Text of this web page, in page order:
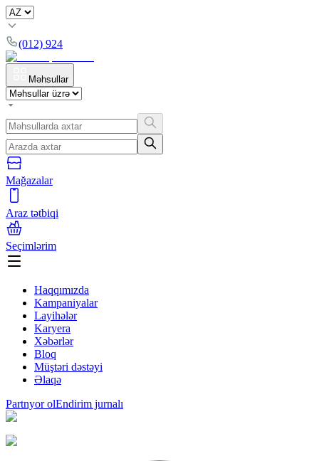
(012) 924
Məhsullar
Mağazalar
Araz tətbiqi
Seçimlərim
Haqqımızda
Kampaniyalar
Layihələr
Karyera
Xəbərlər
Bloq
Müştəri dəstəyi
Əlaqə
Partnyor olEndirim jurnalı